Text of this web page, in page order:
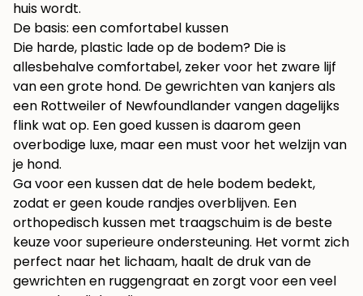
huis wordt.
De basis: een comfortabel kussen
Die harde, plastic lade op de bodem? Die is
allesbehalve comfortabel, zeker voor het zware lijf
van een grote hond. De gewrichten van kanjers als
een Rottweiler of Newfoundlander vangen dagelijks
flink wat op. Een goed kussen is daarom geen
overbodige luxe, maar een must voor het welzijn van
je hond.
Ga voor een kussen dat de hele bodem bedekt,
zodat er geen koude randjes overblijven. Een
orthopedisch kussen met traagschuim is de beste
keuze voor superieure ondersteuning. Het vormt zich
perfect naar het lichaam, haalt de druk van de
gewrichten en ruggengraat en zorgt voor een veel